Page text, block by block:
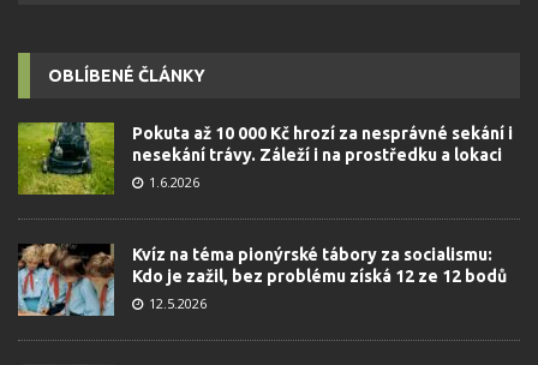
OBLÍBENÉ ČLÁNKY
Pokuta až 10 000 Kč hrozí za nesprávné sekání i
nesekání trávy. Záleží i na prostředku a lokaci
1.6.2026
Kvíz na téma pionýrské tábory za socialismu:
Kdo je zažil, bez problému získá 12 ze 12 bodů
12.5.2026